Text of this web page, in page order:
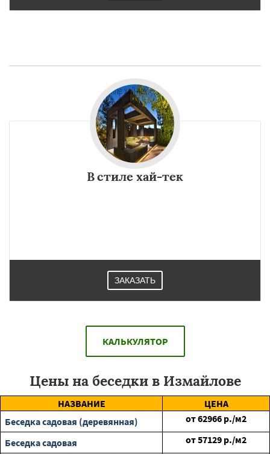
В стиле хай-тек
ЗАКАЗАТЬ
КАЛЬКУЛЯТОР
Цены на беседки в Измайлове
НАЗВАНИЕ
ЦЕНА
Беседка садовая (деревянная)
от62966 р./м2
Беседка садовая
от57129 р./м2